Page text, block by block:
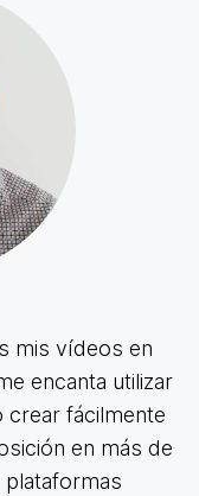
mis vídeos en
encanta utilizar
crear fácilmente
en más de